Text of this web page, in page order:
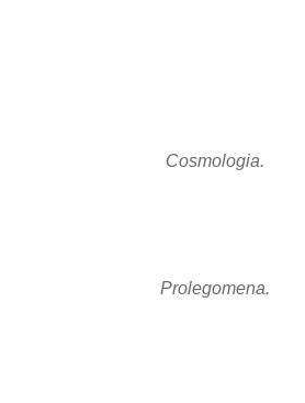
Cosmologia.
Prolegomena.